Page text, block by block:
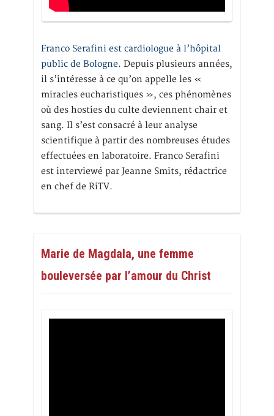
Franco Serafini est cardiologue à l’hôpital
public de Bologne. Depuis plusieurs années,
il s’intéresse à ce qu’on appelle les «
miracles eucharistiques », ces phénomènes
où des hosties du culte deviennent chair et
sang. Il s’est consacré à leur analyse
scientifique à partir des nombreuses études
effectuées en laboratoire. Franco Serafini
est interviewé par Jeanne Smits, rédactrice
en chef de RiTV.
Marie de Magdala, une femme
bouleversée par l’amour du Christ